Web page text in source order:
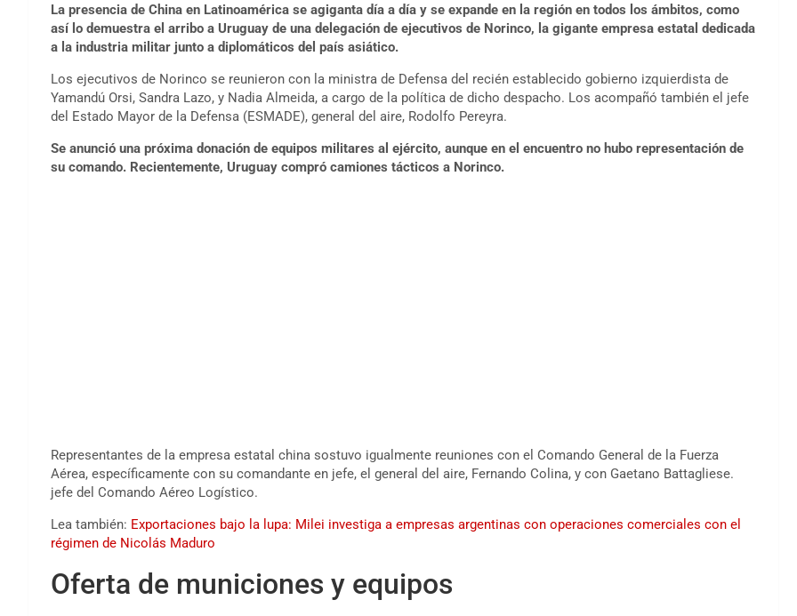
La presencia de China en Latinoamérica se agiganta día a día y se expande en la región en todos los ámbitos, como
así lo demuestra el arribo a Uruguay de una delegación de ejecutivos de Norinco, la gigante empresa estatal dedicada
a la industria militar junto a diplomáticos del país asiático.
Los ejecutivos de Norinco se reunieron con la ministra de Defensa del recién establecido gobierno izquierdista de
Yamandú Orsi, Sandra Lazo, y Nadia Almeida, a cargo de la política de dicho despacho. Los acompañó también el jefe
del Estado Mayor de la Defensa (ESMADE), general del aire, Rodolfo Pereyra.
Se anunció una próxima donación de equipos militares al ejército, aunque en el encuentro no hubo representación de
su comando. Recientemente, Uruguay compró camiones tácticos a Norinco.
Representantes de la empresa estatal china sostuvo igualmente reuniones con el Comando General de la Fuerza
Aérea, específicamente con su comandante en jefe, el general del aire, Fernando Colina, y con Gaetano Battagliese.
jefe del Comando Aéreo Logístico.
Lea también: Exportaciones bajo la lupa: Milei investiga a empresas argentinas con operaciones comerciales con el
régimen de Nicolás Maduro
Oferta de municiones y equipos